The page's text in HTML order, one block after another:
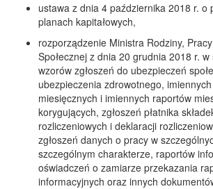
ustawa z dnia 4 października 2018 r. o
planach kapitałowych,
rozporządzenie Ministra Rodziny,
Społecznej z dnia 20 grudnia 2018 r.
wzorów zgłoszeń do ubezpieczeń
ubezpieczenia zdrowotnego,
miesięcznych i imiennych raportów
korygujących, zgłoszeń płatnika
rozliczeniowych i deklaracji
zgłoszeń danych o pracy w
szczególnym charakterze, raportów
oświadczeń o zamiarze przekazania
informacyjnych oraz innych